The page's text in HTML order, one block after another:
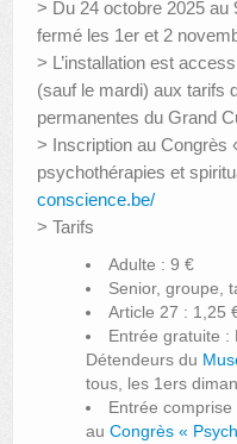
> Du 24 octobre 2025
fermé les 1er et 2
> L’installation est
(sauf le mardi) aux tarifs
permanentes du Grand
> Inscription au Congrès
psychothérapies et
conscience.be/
> Tarifs
Adulte : 9 €
Senior, groupe,
Article 27 : 1,25
Entrée gratuite :
Détendeurs du
tous, les 1ers
Entrée comprise
au Congrès «